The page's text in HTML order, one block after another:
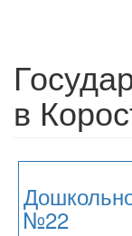
в
№22